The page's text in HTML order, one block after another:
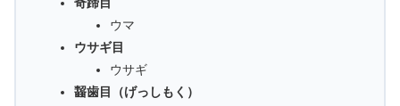
奇蹄目
ウマ
ウサギ目
ウサギ
齧歯目（げっしもく）